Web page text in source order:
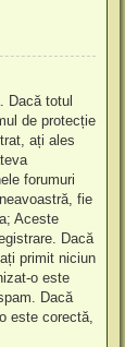
Dacă totul
de protecție
ați ales
forumuri
fie
Aceste
Dacă
primit niciun
o este
Dacă
este corectă,